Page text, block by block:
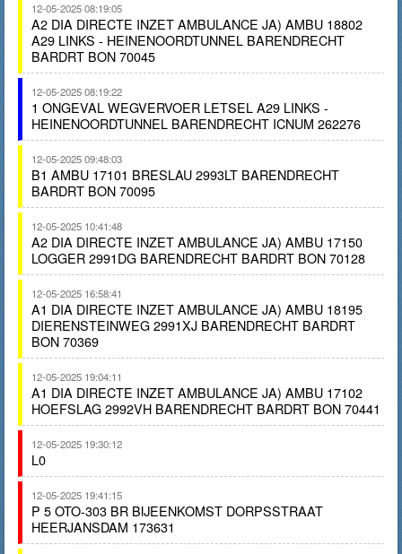
12-05-2025 08:19:05
A2 DIA DIRECTE INZET AMBULANCE JA) AMBU 18802
A29 LINKS - HEINENOORDTUNNEL BARENDRECHT
BARDRT BON 70045
12-05-2025 08:19:22
1 ONGEVAL WEGVERVOER LETSEL A29 LINKS -
HEINENOORDTUNNEL BARENDRECHT ICNUM 262276
12-05-2025 09:48:03
B1 AMBU 17101 BRESLAU 2993LT BARENDRECHT
BARDRT BON 70095
12-05-2025 10:41:48
A2 DIA DIRECTE INZET AMBULANCE JA) AMBU 17150
LOGGER 2991DG BARENDRECHT BARDRT BON 70128
12-05-2025 16:58:41
A1 DIA DIRECTE INZET AMBULANCE JA) AMBU 18195
DIERENSTEINWEG 2991XJ BARENDRECHT BARDRT
BON 70369
12-05-2025 19:04:11
A1 DIA DIRECTE INZET AMBULANCE JA) AMBU 17102
HOEFSLAG 2992VH BARENDRECHT BARDRT BON 70441
12-05-2025 19:30:12
L0
12-05-2025 19:41:15
P 5 OTO-303 BR BIJEENKOMST DORPSSTRAAT
HEERJANSDAM 173631